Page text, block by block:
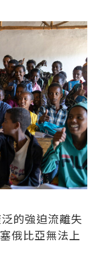
的強迫流離失
俄比亞無法上